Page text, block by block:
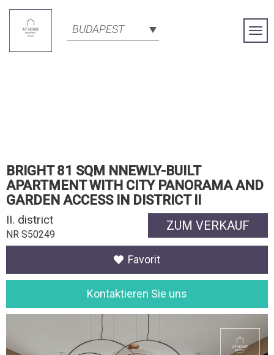
BUDAPEST
BRIGHT 81 SQM NNEWLY-BUILT
APARTMENT WITH CITY PANORAMA AND
GARDEN ACCESS IN DISTRICT II
ZUM VERKAUF
II. district
NR S50249
Favorit
Kontaktieren Sie uns